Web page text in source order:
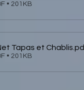
• 201KB
Tapas et Chablis
• 201KB